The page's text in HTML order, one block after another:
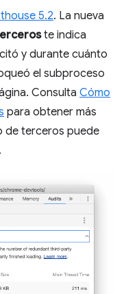
5.2. La nueva
te indica
y durante cuánto
el subproceso
Consulta Cómo
para obtener más
de terceros puede